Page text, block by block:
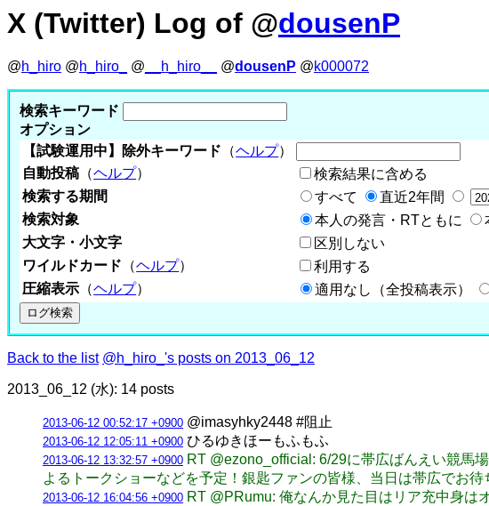
X (Twitter) Log of @dousenP
@h_hiro @h_hiro_ @ __h_hiro__ @dousenP @k000072
検索キーワード
オプション
【試験運用中】除外キーワード （ヘルプ）
自動投稿 （ヘルプ）
検索結果に含める
検索する期間
すべて 直近2年間
検索対象
本人の発言・RTともに
大文字・小文字
区別しない
ワイルドカード （ヘルプ）
利用する
圧縮表示 （ヘルプ） 適用なし（全投稿表示）
Back to the list @h_hiro_'s posts on 2013_06_12
2013_06_12 (水): 14 posts
2013-06-12 00:52:17 +0900 @imasyhky2448 #阻止
2013-06-12 12:05:11 +0900 ひるゆきほーもふもふ
2013-06-12 13:32:57 +0900 RT @ezono_official: 6/29に帯広ばんえい競馬
よるトークショーなどを予定！銀匙ファンの皆様、当日は帯広でお
2013-06-12 16:04:56 +0900 RT @PRumu: 俺なんか見た目はリア充中身は